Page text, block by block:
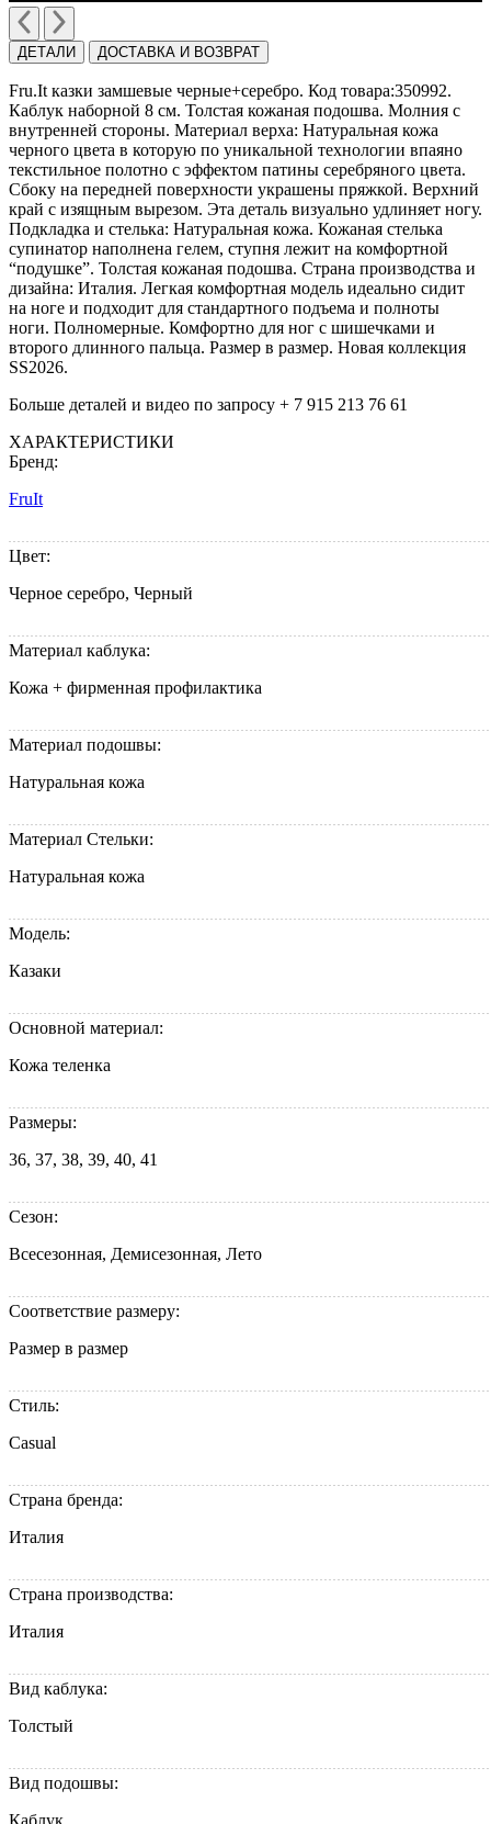
ДЕТАЛИ ДОСТАВКА И ВОЗВРАТ
Fru.It казки замшевые черные+серебро. Код товара:350992.
Каблук наборной 8 см. Толстая кожаная подошва. Молния с
внутренней стороны. Материал верха: Натуральная кожа
черного цвета в которую по уникальной технологии впаяно
текстильное полотно с эффектом патины серебряного цвета.
Сбоку на передней поверхности украшены пряжкой. Верхний
край с изящным вырезом. Эта деталь визуально удлиняет ногу.
Подкладка и стелька: Натуральная кожа. Кожаная стелька
супинатор наполнена гелем, ступня лежит на комфортной
“подушке”. Толстая кожаная подошва. Страна производства и
дизайна: Италия. Легкая комфортная модель идеально сидит
на ноге и подходит для стандартного подъема и полноты
ноги. Полномерные. Комфортно для ног с шишечками и
второго длинного пальца. Размер в размер. Новая коллекция
SS2026.
Больше деталей и видео по запросу + 7 915 213 76 61
ХАРАКТЕРИСТИКИ
Бренд:
FruIt
Цвет:
Черное серебро, Черный
Материал каблука:
Кожа + фирменная профилактика
Материал подошвы:
Натуральная кожа
Материал Стельки:
Натуральная кожа
Модель:
Казаки
Основной материал:
Кожа теленка
Размеры:
36, 37, 38, 39, 40, 41
Сезон:
Всесезонная, Демисезонная, Лето
Соответствие размеру:
Размер в размер
Стиль:
Casual
Страна бренда:
Италия
Страна производства:
Италия
Вид каблука:
Толстый
Вид подошвы: